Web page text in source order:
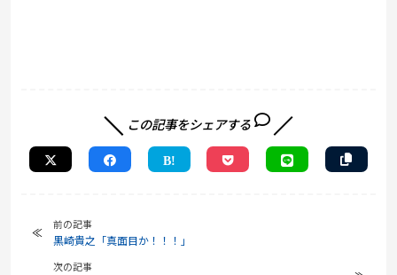
この記事をシェアする
前の記事
黒崎貴之「真面目か！！！」
次の記事